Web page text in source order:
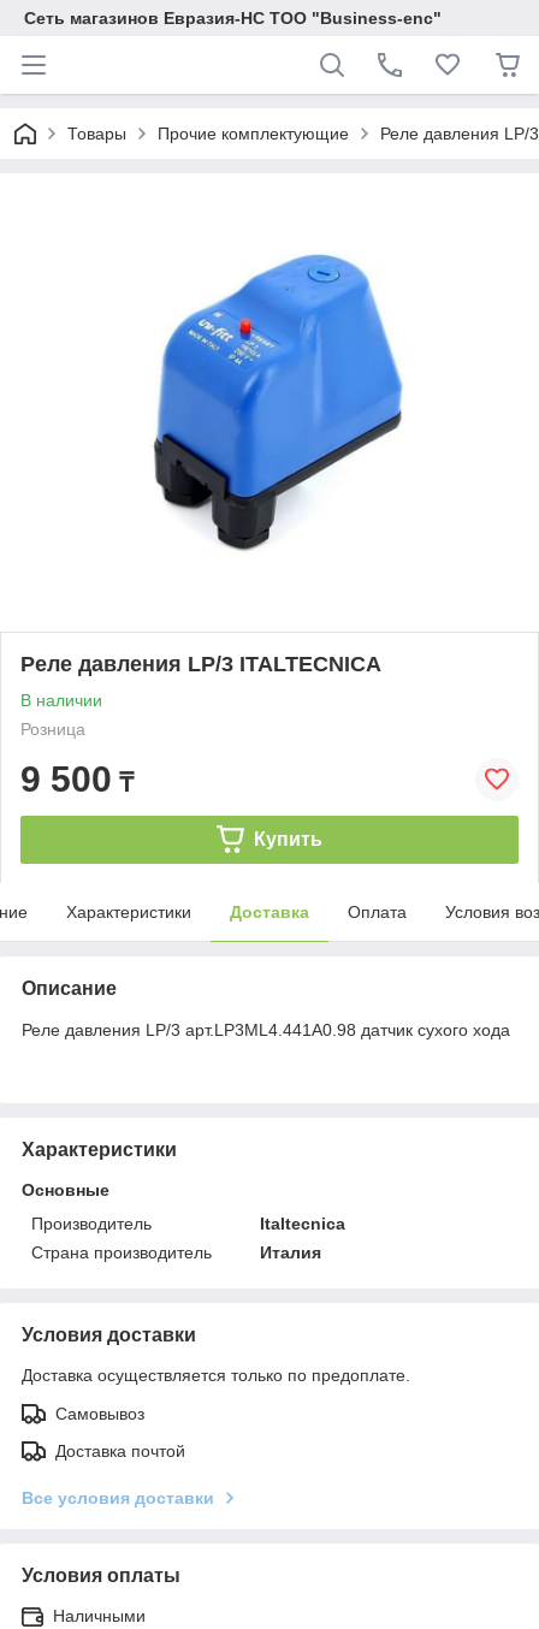
Сеть магазинов Евразия-НС ТОО "Business-enc"
Товары Прочие комплектующие Реле давления LP/
Реле давления LP/3 ITALTECNICA
В наличии
Розница
9 500 ₸
Купить
Характеристики Доставка Оплата Условия
Описание
Реле давления LP/3 арт.LP3ML4.441A0.98 датчик сухого хода
Характеристики
Основные
Производитель
Italtecnica
Страна производитель
Италия
Условия доставки
Доставка осуществляется только по предоплате.
Самовывоз
Доставка почтой
Все условия доставки
Условия оплаты
Наличными